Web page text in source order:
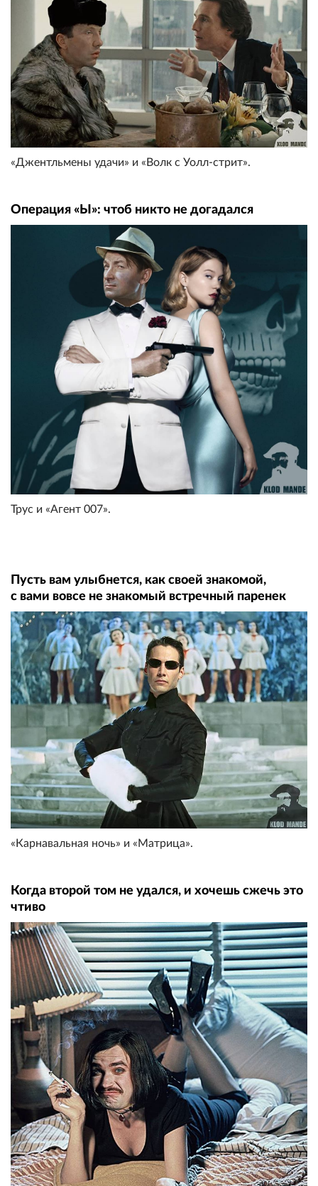
«Джентльмены удачи» и «Волк с Уолл-стрит».
Операция «Ы»: чтоб никто не догадался
Трус и «Агент 007».
Пусть вам улыбнется, как своей знакомой,
с вами вовсе не знакомый встречный паренек
«Карнавальная ночь» и «Матрица».
Когда второй том не удался, и хочешь сжечь это
чтиво